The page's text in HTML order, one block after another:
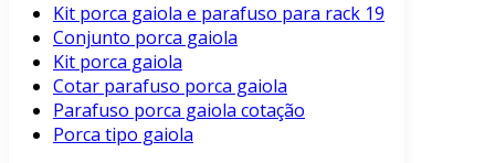
Kit porca gaiola e parafuso para rack 19
Conjunto porca gaiola
Kit porca gaiola
Cotar parafuso porca gaiola
Parafuso porca gaiola cotação
Porca tipo gaiola